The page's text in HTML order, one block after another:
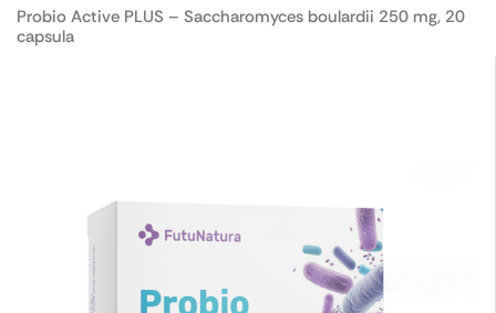
Probio Active PLUS – Saccharomyces boulardii 250 mg, 20
capsula